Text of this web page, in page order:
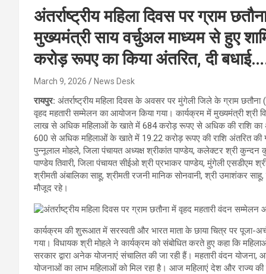
अंतर्राष्ट्रीय महिला दिवस पर ग्राम
मुख्यमंत्री साय वर्चुअल माध्यम से हुए
करोड़ रूपए का किया अंतरित, दी
March 9, 2026 News Desk
रायपुर: अंतर्राष्ट्रीय महिला दिवस के अवसर पर मुंगेली जिले के ग्राम
वृहद महतारी सम्मेलन का आयोजन किया गया। कार्यक्रम में मुख्यमंत्री
लाख से अधिक महिलाओं के खाते में 684 करोड़ रूपए से अधिक की राशि का
600 से अधिक महिलाओं के खाते में 19.22 करोड़ रूपए की राशि अंतरित की
पुन्नूलाल मोहले, जिला पंचायत अध्यक्ष श्रीकांत पाण्डेय, कलेक्टर श्री कुन्दन
पाण्डेय तिवारी, जिला पंचायत सीईओ श्री प्रभाकर पाण्डेय, मुंगेली एसडीएम
श्रीमती अंबालिका साहू, श्रीमती रजनी मानिक सोनवानी, श्री उमाशंकर
मौजूद रहे।
कार्यक्रम की शुरूआत में सरस्वती और भारत माता के छाया चित्र पर पूजा-
गया। विधायक श्री मोहले ने कार्यक्रम को संबोधित करते हुए कहा कि
सरकार द्वारा अनेक योजनाएं संचालित की जा रही हैं। महतारी वंदन
योजनाओं का लाभ महिलाओं को मिल रहा है। आज महिलाएं देश और राज्य